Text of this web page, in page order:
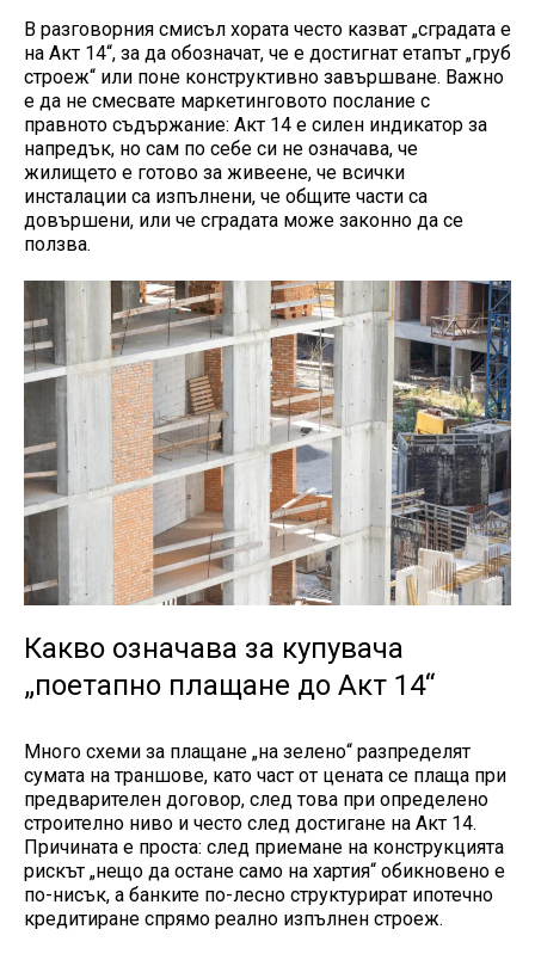
В разговорния смисъл хората често казват „сградата е
на Акт 14“, за да обозначат, че е достигнат етапът „груб
строеж“ или поне конструктивно завършване. Важно
е да не смесвате маркетинговото послание с
правното съдържание: Акт 14 е силен индикатор за
напредък, но сам по себе си не означава, че
жилището е готово за живеене, че всички
инсталации са изпълнени, че общите части са
довършени, или че сградата може законно да се
ползва.
Какво означава за купувача
„поетапно плащане до Акт 14“
Много схеми за плащане „на зелено“ разпределят
сумата на траншове, като част от цената се плаща при
предварителен договор, след това при определено
строително ниво и често след достигане на Акт 14.
Причината е проста: след приемане на конструкцията
рискът „нещо да остане само на хартия“ обикновено е
по-нисък, а банките по-лесно структурират ипотечно
кредитиране спрямо реално изпълнен строеж.